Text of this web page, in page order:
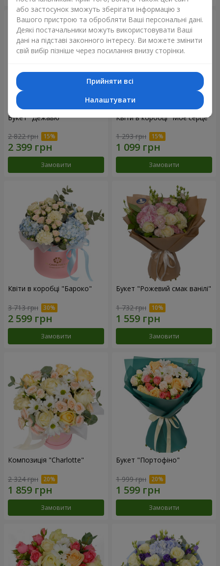
Букет "Дежавю"
2 822 грн
Замовити
Квіти в коробці "Моє серце"
1 293 грн
Замовити
Квіти в коробці "Бароко"
3 713 грн
Замовити
Букет "Рожевий смак ванілі"
1 732 грн
Замовити
Композиція "Charlotte"
2 324 грн
Замовити
Букет "Портофіно"
1 999 грн
Замовити
або застосунок зможуть зберігати інформацію з
Вашого пристрою та обробляти Ваші персональні дані.
Деякі постачальники можуть використовувати Ваші
дані на підставі законного інтересу. Ви можете змінити
свій вибір пізніше через посилання внизу сторінки.
Прийняти всі
Налаштувати